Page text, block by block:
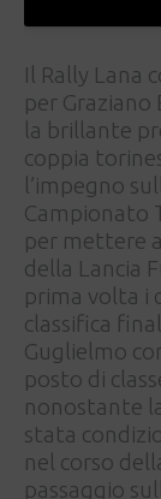
Il Rally Lana
per Graziano
la brillante
coppia
l’impegno
Campionato
per mettere
della Lancia
prima volta i
classifica
Guglielmo
posto di
nonostante
stata
nel corso
passaggio